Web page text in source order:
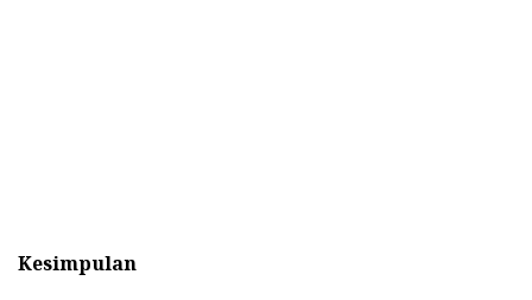
Kesimpulan